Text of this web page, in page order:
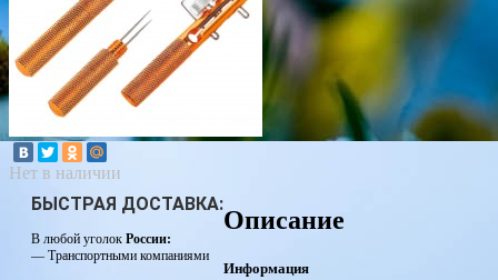
Нет в наличии
БЫСТРАЯ ДОСТАВКА:
В любой уголок России:
— Транспортными компаниями
Описание
Информация